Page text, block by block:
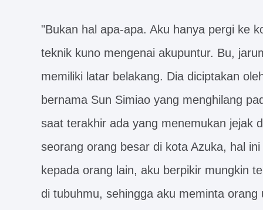
"Bukan hal apa-apa. Aku hanya pergi ke
teknik kuno mengenai akupuntur. Bu,
memiliki latar belakang. Dia diciptakan
bernama Sun Simiao yang menghilang
saat terakhir ada yang menemukan jejak
seorang orang besar di kota Azuka, hal
kepada orang lain, aku berpikir mungkin
di tubuhmu, sehingga aku meminta